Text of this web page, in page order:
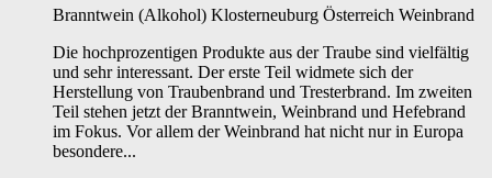
Branntwein (Alkohol) Klosterneuburg Österreich Weinbrand
Die hochprozentigen Produkte aus der Traube sind vielfältig
und sehr interessant. Der erste Teil widmete sich der
Herstellung von Traubenbrand und Tresterbrand. Im zweiten
Teil stehen jetzt der Branntwein, Weinbrand und Hefebrand
im Fokus. Vor allem der Weinbrand hat nicht nur in Europa
besondere...